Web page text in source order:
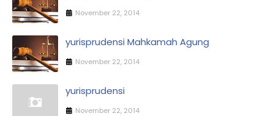
November 22, 2014
yurisprudensi Mahkamah Agung
November 22, 2014
yurisprudensi
November 22, 2014